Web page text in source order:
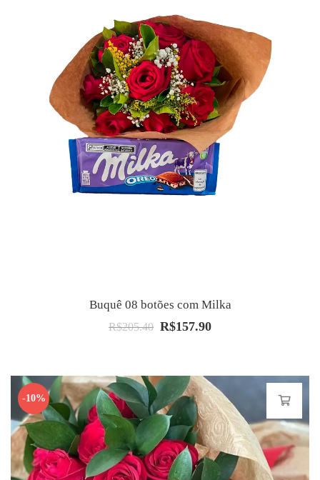
Buquê 08 botões com Milka
R$205.40 O
era:
R$205.40.
R$157.90O
é:
R$157.90.
-10%